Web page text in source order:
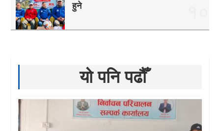
हुने
यो पनि पढौँ